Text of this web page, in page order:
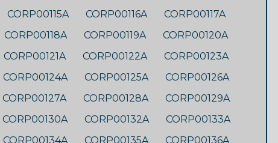
CORP00115A
CORP00116A
CORP00117A
CORP00118A
CORP00119A
CORP00120A
CORP00121A
CORP00122A
CORP00123A
CORP00124A
CORP00125A
CORP00126A
CORP00127A
CORP00128A
CORP00129A
CORP00130A
CORP00132A
CORP00133A
CORP00134A
CORP00135A
CORP00136A